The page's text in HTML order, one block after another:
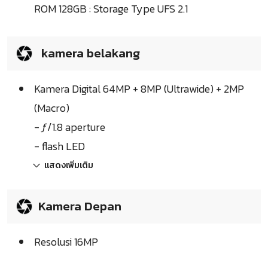
ROM 128GB : Storage Type UFS 2.1
kamera belakang
Kamera Digital 64MP + 8MP (Ultrawide) + 2MP
(Macro)
- ƒ/1.8 aperture
- flash LED
แสดงเพิ่มเติม
Kamera Depan
Resolusi 16MP